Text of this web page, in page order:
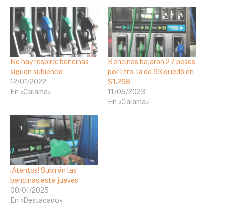
No hay respiro: bencinas
siguen subiendo
12/01/2022
En «Calama»
Bencinas bajaron 27 pesos
por litro: la de 93 quedó en
$1.268
11/05/2023
En «Calama»
¡Atentos! Subirán las
bencinas este jueves
08/01/2025
En «Destacado»